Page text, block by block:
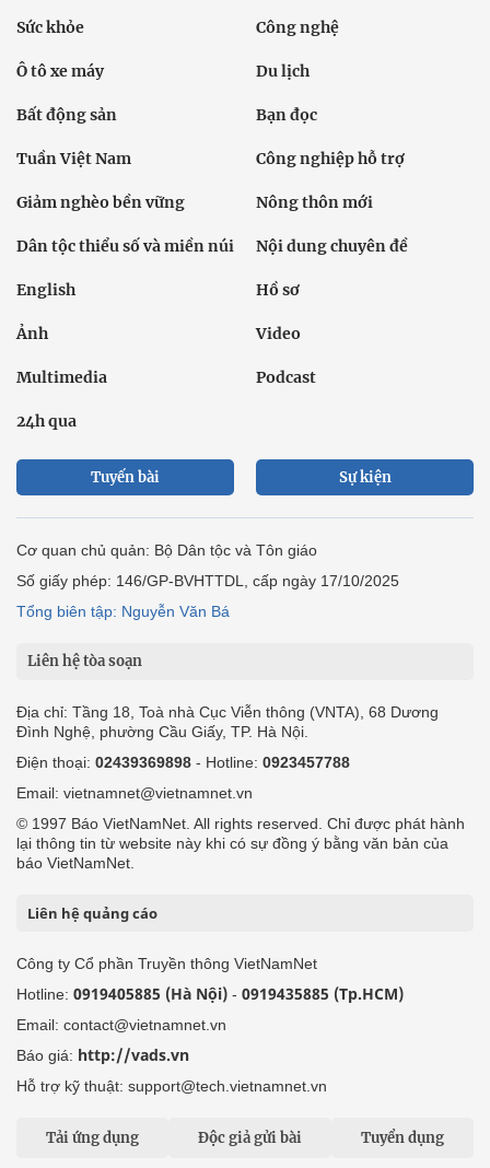
Sức khỏe Công nghệ
Ô tô xe máy Du lịch
Bất động sản Bạn đọc
Tuần Việt Nam Công nghiệp hỗ trợ
Giảm nghèo bền vững Nông thôn mới
Dân tộc thiểu số và miền núi Nội dung chuyên đề
English Hồ sơ
Ảnh Video
Multimedia Podcast
24h qua
Tuyến bài Sự kiện
Cơ quan chủ quản: Bộ Dân tộc và Tôn giáo
Số giấy phép: 146/GP-BVHTTDL, cấp ngày 17/10/2025
Tổng biên tập: Nguyễn Văn Bá
Liên hệ tòa soạn
Địa chỉ: Tầng 18, Toà nhà Cục Viễn thông (VNTA), 68 Dương
Đình Nghệ, phường Cầu Giấy, TP. Hà Nội.
Điện thoại: 02439369898 - Hotline: 0923457788
Email: vietnamnet@vietnamnet.vn
© 1997 Báo VietNamNet. All rights reserved. Chỉ được phát hành
lại thông tin từ website này khi có sự đồng ý bằng văn bản của
báo VietNamNet.
Liên hệ quảng cáo
Công ty Cổ phần Truyền thông VietNamNet
Hotline: 0919405885 (Hà Nội) - 0919435885 (Tp.HCM)
Email: contact@vietnamnet.vn
Báo giá: http://vads.vn
Hỗ trợ kỹ thuật: support@tech.vietnamnet.vn
Tải ứng dụng Độc giả gửi bài Tuyển dụng